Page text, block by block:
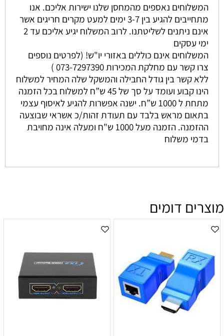
המשלוחים נאספים מהמחסן שלנו ישירות אליכם. אנו
מתחייבים להגיע בין 3-7 ימים למעט מקרים חריגים אשר
אינם ניתנים לשליטתנו. לרוב המשלוח יגיע אליכם עד 2
ימי עסקים
המשלוחים אינם כוללים באזורי יו"ש! (לפרטים נוספים
צרו קשר עם מחלקת המכירות 073-7297390 )
ללא קשר בין גודל החבילה והמשקל שלה המחיר למשלוח
הינו קבוע ועומד על סך של 45 ש”ח למשלוח בכל הזמנה
מתחת ל 1000 ש”ח. ישנה אפשרות להגיע לאיסוף עצמי
בתאום מראש בלבד עם תעודת זהות/כ אשראי שבוצעה
ההזמנה. הזמנה מעל 1000 ש"ח ומעלה אינה מחויבת
בדמי משלוח
מוצרים דומים